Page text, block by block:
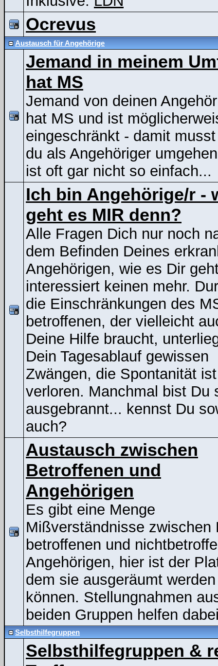
Ocrevus
Austausch für Angehörige
Jemand in meinem
hat MS
Jemand von deinen
hat MS und ist
eingeschränkt - damit
du als Angehöriger
ist oft gar nicht so einfach...
Ich bin Angehörige/r -
geht es MIR denn?
Alle Fragen Dich nur noch
dem Befinden Deines
Angehörigen, wie es Dir
interessiert keinen mehr.
die Einschränkungen des
betroffenen, der vielleicht
Deine Hilfe braucht,
Dein Tagesablauf gewissen
Zwängen, die Spontanität ist
verloren. Manchmal bist Du
ausgebrannt... kennst Du
auch?
Austausch zwischen
Betroffenen und
Angehörigen
Es gibt eine Menge
Mißverständnisse zwischen
betroffenen und
Angehörigen, hier ist der
dem sie ausgeräumt werden
können. Stellungnahmen
beiden Gruppen helfen
Selbsthilfegruppen
Selbsthilfegruppen &